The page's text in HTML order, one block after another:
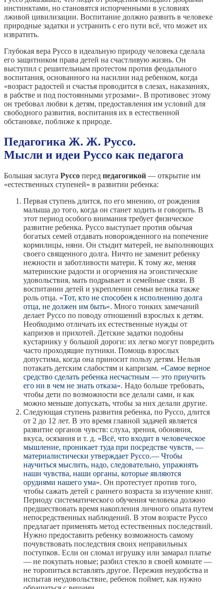
инстинктами, но становятся испорченными в условиях
лживой цивилизации. Воспитание должно развить в человеке
природные задатки и устранить с его пути всё, что может их
извратить.
Глубокая вера Руссо в идеальную природу человека сделала
его защитником права детей на счастливую жизнь. Он
выступил с решительным протестом против феодального
воспитания, основанного на насилии над ребенком, когда
«возраст радостей и счастья проводится в слезах, наказаниях,
в рабстве и под постоянными угрозами». В противовес этому
он требовал любви к детям, предоставления им условий для
свободного развития, воспитания их в естественной
обстановке, поближе к природе.
Педагогика Ж. Ж. Руссо.
Мысли и идеи Руссо как педагога
Большая заслуга Руссо перед педагогикой — открытие им
«естественных ступеней» в развитии ребенка:
Первая ступень длится, по его мнению, от рождения
малыша до того, когда он станет ходить и говорить. В
этот период особого внимания требует физическое
развитие ребенка. Руссо выступает против обычая
богатых семей отдавать новорожденного на попечение
кормилицы, няни. Он стыдит матерей, не выполняющих
своего священного долга. Ничто не заменит ребенку
нежности и заботливости матери. К тому же, меняя
материнские радости и огорчения на эгоистические
удовольствия, мать подрывает и семейные связи. В
воспитании детей и укреплении семьи велика также
роль отца. «Тот, кто не способен к исполнению долга
отца, не должен им быть». Много тонких замечаний
делает Руссо по поводу отношений взрослых к детям.
Необходимо отличать их естественные нужды от
капризов и прихотей. Детские задатки подобны
кустарнику у большой дороги: их легко могут повредить
часто проходящие путники. Помощь взрослых
допустима, когда она приносит пользу детям. Нельзя
потакать детским слабостям и капризам. «Самое верное
средство сделать ребенка несчастным — это приучить
его ни в чем не знать отказа». Надо больше требовать,
чтобы дети по возможности все делали сами, и как
можно меньше допускать, чтобы за них делали другие.
Следующая ступень развития ребенка, по Руссо, длится
от 2 до 12 лет. В это время главной задачей является
развитие органов чувств: слуха, зрения, обоняния,
вкуса, осязания и т. д. «Всё, что входит в человеческое
мышление, проникает туда при посредстве чувств, —
материалистически утверждает Руссо.— Чтобы
научиться мыслить, надо, следовательно, упражнять
наши чувства, наши органы, которые являются
орудиями нашего ума». Он протестует против того,
чтобы сажать детей с раннего возраста за изучение книг.
Периоду систематического обучения человека должно
предшествовать время накопления личного опыта путем
непосредственных наблюдений. В этом возрасте Руссо
предлагает применять метод естественных последствий.
Нужно предоставить ребенку возможность самому
почувствовать последствия своих неправильных
поступков. Если он сломал игрушку или замарал платье
— не покупать новые; разбил стекло в своей комнате —
не торопиться вставлять другое. Пережив неудобства и
испытав неудовольствие, ребенок поймет, как нужно